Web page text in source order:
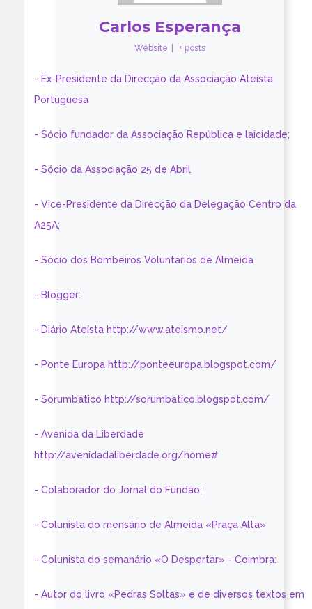
Carlos Esperança
Website + posts
- Ex-Presidente da Direcção da Associação Ateísta
Portuguesa
- Sócio fundador da Associação República e laicidade;
- Sócio da Associação 25 de Abril
- Vice-Presidente da Direcção da Delegação Centro da
A25A;
- Sócio dos Bombeiros Voluntários de Almeida
- Blogger:
- Diário Ateísta http://www.ateismo.net/
- Ponte Europa http://ponteeuropa.blogspot.com/
- Sorumbático http://sorumbatico.blogspot.com/
- Avenida da Liberdade
http://avenidadaliberdade.org/home#
- Colaborador do Jornal do Fundão;
- Colunista do mensário de Almeida «Praça Alta»
- Colunista do semanário «O Despertar» - Coimbra:
- Autor do livro «Pedras Soltas» e de diversos textos em